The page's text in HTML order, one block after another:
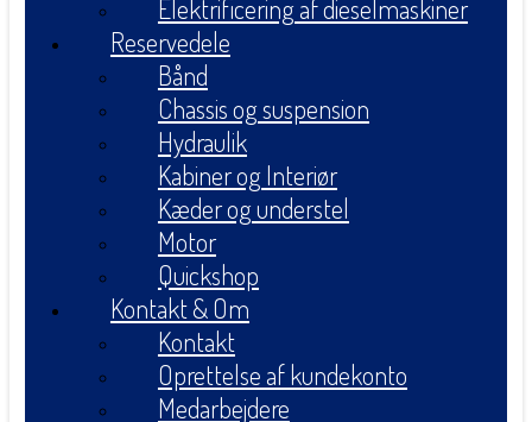
Elektrificering af dieselmaskiner
Reservedele
Bånd
Chassis og suspension
Hydraulik
Kabiner og Interiør
Kæder og understel
Motor
Quickshop
Kontakt & Om
Kontakt
Oprettelse af kundekonto
Medarbejdere